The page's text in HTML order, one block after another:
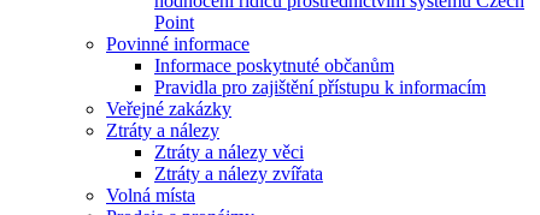
Point
Povinné informace
Informace poskytnuté občanům
Pravidla pro zajištění přístupu k informacím
Veřejné zakázky
Ztráty a nálezy
Ztráty a nálezy věci
Ztráty a nálezy zvířata
Volná místa